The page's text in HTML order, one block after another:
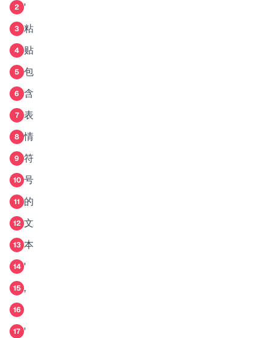
2 '
3 粘
4 贴
5 包
6 含
7 表
8 情
9 符
10 号
11 的
12 文
13 本
14 '
15 ,
16
17 '